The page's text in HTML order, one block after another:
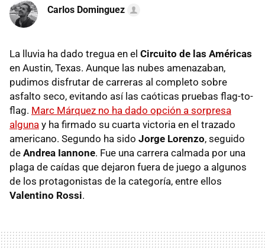
Carlos Dominguez
La lluvia ha dado tregua en el Circuito de las Américas
en Austin, Texas. Aunque las nubes amenazaban,
pudimos disfrutar de carreras al completo sobre
asfalto seco, evitando así las caóticas pruebas flag-to-
flag. Marc Márquez no ha dado opción a sorpresa
alguna y ha firmado su cuarta victoria en el trazado
americano. Segundo ha sido Jorge Lorenzo, seguido
de Andrea Iannone. Fue una carrera calmada por una
plaga de caídas que dejaron fuera de juego a algunos
de los protagonistas de la categoría, entre ellos
Valentino Rossi.